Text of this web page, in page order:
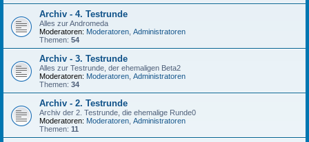
Archiv - 4. Testrunde
Alles zur Andromeda
Moderatoren: Moderatoren Administratoren
Themen: 54
Archiv - 3. Testrunde
Alles zur Testrunde, der ehemaligen Beta2
Moderatoren: Moderatoren Administratoren
Themen: 34
Archiv - 2. Testrunde
Archiv der 2. Testrunde, die ehemalige Runde0
Moderatoren: Moderatoren Administratoren
Themen: 11